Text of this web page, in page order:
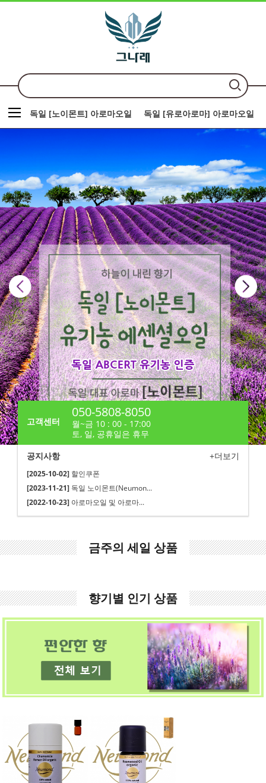
독일 [노이몬트] 아로마오일 독일 [유로아로마] 아로마오일
고객센터
050-5808-8050
월~금 10 : 00 - 17:00
토, 일, 공휴일은 휴무
공지사항
+더보기
[2025-10-02]할인쿠폰
[2023-11-21]독일 노이몬트(Neumon...
[2022-10-23]아로마오일 및 아로마...
금주의 세일 상품
향기별 인기 상품